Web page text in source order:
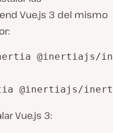
Vue.js 3 del mismo
@inertiajs/
@inertiajs/
Vue.js 3: